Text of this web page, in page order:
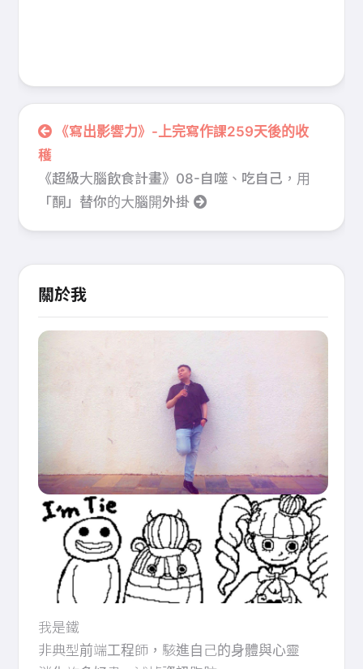
《寫出影響力》-上完寫作課259天後的收
穫
《超級大腦飲食計畫》08-自噬、吃自己，用
「酮」替你的大腦開外掛
關於我
我是鐵
非典型前端工程師，駭進自己的身體與心靈